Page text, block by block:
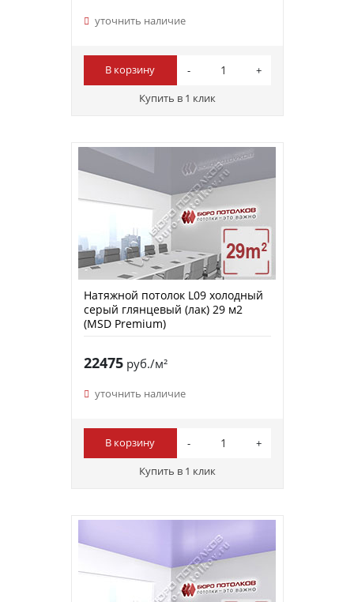
уточнить наличие
В корзину
Купить в 1 клик
Натяжной потолок L09 холодный
серый глянцевый (лак) 29 м2
(MSD Premium)
22475руб./м²
уточнить наличие
В корзину
Купить в 1 клик